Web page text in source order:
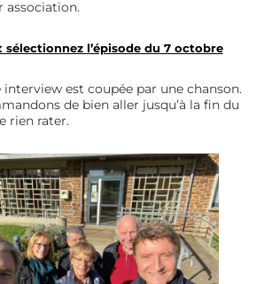
association.
sélectionnez l’épisode du 7 octobre
est coupée par une chanson.
de bien aller jusqu’à la fin du
rien rater.